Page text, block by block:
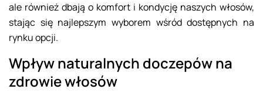
ale również dbają o komfort i kondycję naszych włosów,
stając się najlepszym wyborem wśród dostępnych na
rynku opcji.
Wpływ naturalnych doczepów na
zdrowie włosów